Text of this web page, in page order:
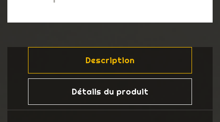
Description
Détails du produit